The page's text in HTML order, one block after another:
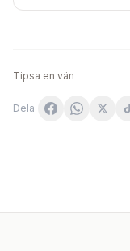
Tipsa en vän
Dela